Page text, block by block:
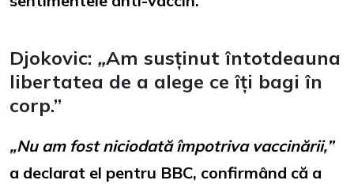
Djokovic: „Am susținut întotdeauna
libertatea de a alege ce îți bagi în
corp.”
„Nu am fost niciodată împotriva vaccinării,”
a declarat el pentru BBC, confirmând că a